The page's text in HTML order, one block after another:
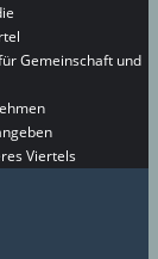
Gemeinschaft und
Viertels